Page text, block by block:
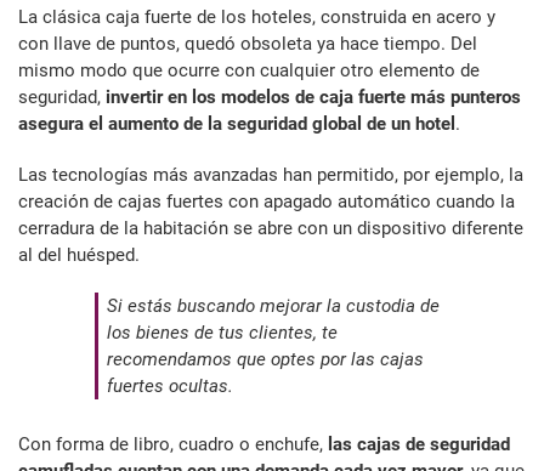
La clásica caja fuerte de los hoteles, construida en acero y
con llave de puntos, quedó obsoleta ya hace tiempo. Del
mismo modo que ocurre con cualquier otro elemento de
seguridad, invertir en los modelos de caja fuerte más punteros
asegura el aumento de la seguridad global de un hotel .
Las tecnologías más avanzadas han permitido, por ejemplo, la
creación de cajas fuertes con apagado automático cuando la
cerradura de la habitación se abre con un dispositivo diferente
al del huésped.
Si estás buscando mejorar la custodia de
los bienes de tus clientes, te
recomendamos que optes por las cajas
fuertes ocultas.
Con forma de libro, cuadro o enchufe, las cajas de seguridad